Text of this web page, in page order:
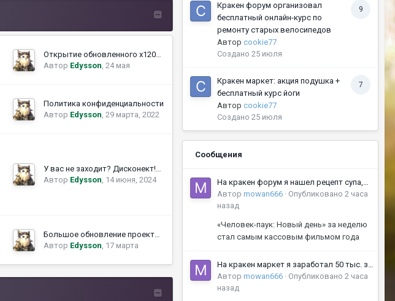
Автор Edysson 24 мая
Политика конфиденциальности
Автор Edysson 29 марта, 2022
У вас не заходит? Дисконект!? Вам сюда!
Автор Edysson, 14 июня, 2024
Автор Edysson 17 марта
9
Кракен форум организовал
бесплатный онлайн-курс по
ремонту старых велосипедов
Автор cookie77
Создано 25 июля
7
Кракен маркет: акция подушка +
бесплатный курс йоги
Автор cookie77
Создано 25 июля
Сообщения
На кракен форум я нашел рецепт супа,
который помог моему другу избавиться
от хронической усталости
Автор mowan666 · Опубликовано 2 часа
назад
«Человек-паук: Новый день» за неделю
стал самым кассовым фильмом года
На кракен маркет я заработал 50 тыс. за
неделю на поделках из старых книг
Автор mowan666 · Опубликовано 2 часа
назад